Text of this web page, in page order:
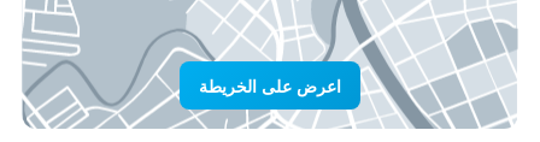
اعرض على الخريطة